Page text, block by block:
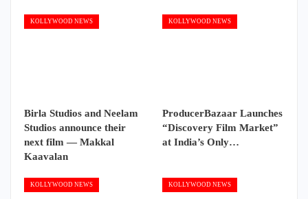
KOLLYWOOD NEWS
Birla Studios and Neelam
Studios announce their
next film — Makkal
Kaavalan
KOLLYWOOD NEWS
ProducerBazaar Launches
“Discovery Film Market”
at India’s Only…
KOLLYWOOD NEWS KOLLYWOOD NEWS